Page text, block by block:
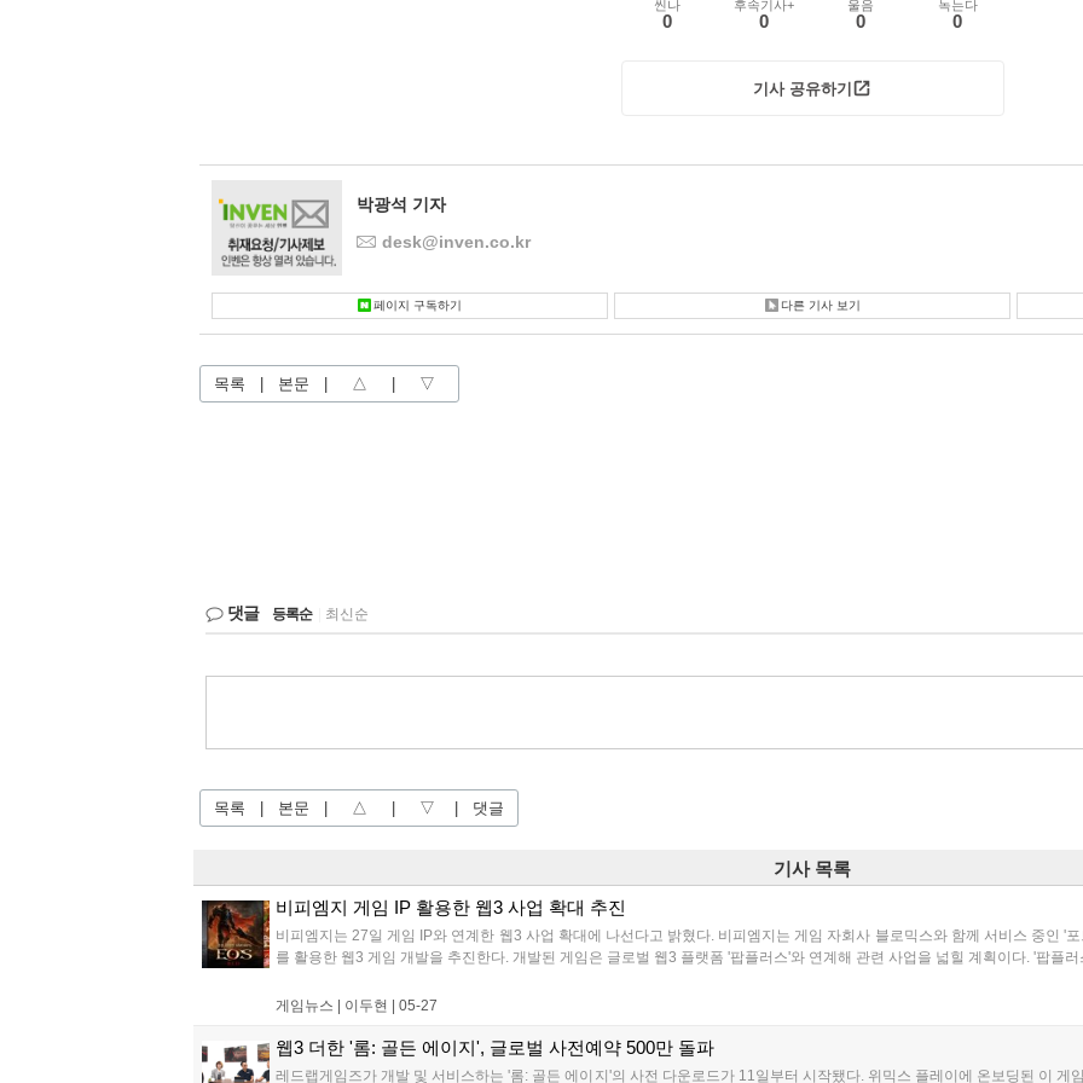
씬나
0
후속기사+
0
울음
0
녹는다
0
기사 공유하기
박광석 기자
desk@inven.co.kr
페이지 구독하기 다른 기사 보기
목록 본문 △ ▽
댓글 등록순 최신순
목록 본문 △ ▽ 댓글
기사 목록
비피엠지 게임 IP 활용한 웹3 사업 확대 추진
비피엠지는 27일 게임 IP와 연계한 웹3 사업 확대에 나선다고 밝혔다. 비피엠지는 게임 자회사 블로믹스와 함께 서비스 중인 '
를 활용한 웹3 게임 개발을 추진한다. 개발된 게임은 글로벌 웹3 플랫폼 '팝플러스'와 연계해 관련 사업을 넓힐 계획이다. '팝플
게임뉴스 | 이두현 05-27
웹3 더한 '롬: 골든 에이지', 글로벌 사전예약 500만 돌파
레드랩게임즈가 개발 및 서비스하는 '롬: 골든 에이지'의 사전 다운로드가 11일부터 시작됐다. 위믹스 플레이에 온보딩된 이 게